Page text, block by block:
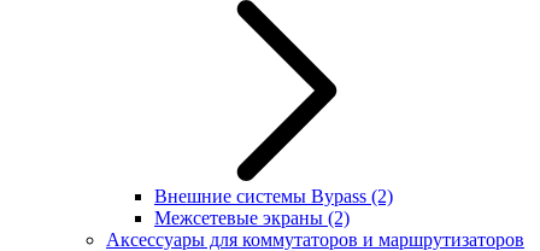
Внешние системы Bypass (2)
Межсетевые экраны (2)
Аксессуары для коммутаторов и маршрутизаторов